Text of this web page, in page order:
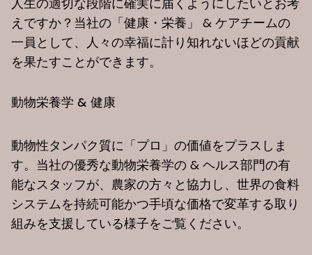
人生の適切な段階に確実に届くようにしたいとお考
えですか？当社の「健康・栄養」 & ケアチームの
一員として、人々の幸福に計り知れないほどの貢献
を果たすことができます。
動物栄養学 & 健康
動物性タンパク質に「プロ」の価値をプラスしま
す。当社の優秀な動物栄養学の & ヘルス部門の有
能なスタッフが、農家の方々と協力し、世界の食料
システムを持続可能かつ手頃な価格で変革する取り
組みを支援している様子をご覧ください。